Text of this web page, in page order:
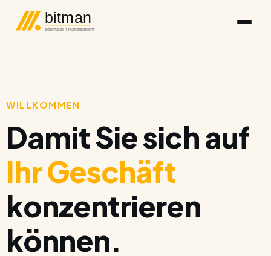
bitman
baumann it-management
WILLKOMMEN
Damit Sie sich auf
Ihr Geschäft
konzentrieren
können.